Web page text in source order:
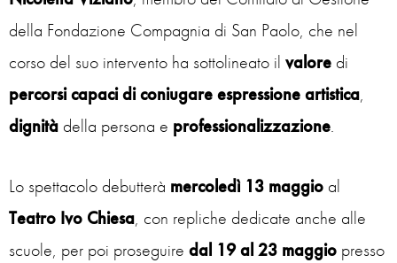
della Fondazione Compagnia di San Paolo, che nel
corso del suo intervento ha sottolineato il valore di
percorsi capaci di coniugare espressione artistica,
dignità della persona e professionalizzazione.
Lo spettacolo debutterà mercoledì 13 maggio al
Teatro Ivo Chiesa, con repliche dedicate anche alle
scuole, per poi proseguire dal 19 al 23 maggio presso